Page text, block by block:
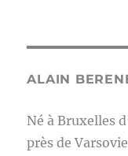
ALAIN
Né à Bruxelles
près de